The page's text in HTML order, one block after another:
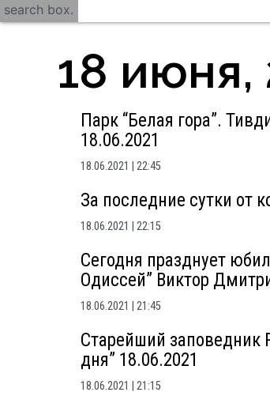
search box.
18 июня,
Парк “Белая гора”.
18.06.2021
18.06.2021 22:45
За последние сутки от
18.06.2021 22:15
Сегодня празднует
Одиссей” Виктор
18.06.2021 21:45
Старейший заповедник
дня” 18.06.2021
18.06.2021 21:15